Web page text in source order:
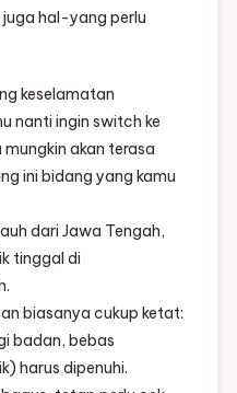
juga hal-yang perlu
keselamatan
nanti ingin switch ke
akan terasa
ini bidang yang kamu
dari Jawa Tengah,
tinggal di
biasanya cukup ketat:
badan, bebas
harus dipenuhi.